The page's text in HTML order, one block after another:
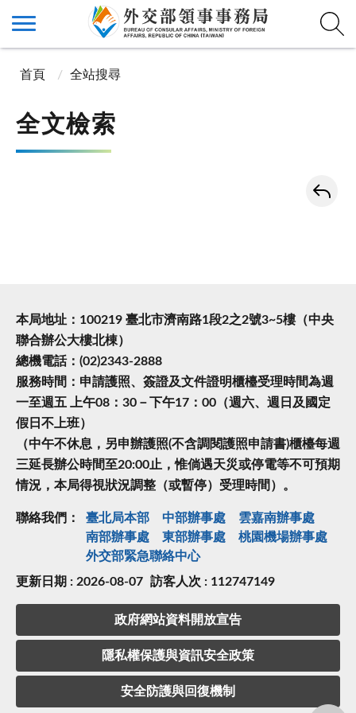
首頁 全站搜尋
全文檢索
本局地址：100219 臺北市濟南路1段2之2號3~5樓（中央
聯合辦公大樓北棟）
總機電話：(02)2343-2888
服務時間：申請護照、簽證及文件證明櫃檯受理時間為週
一至週五 上午08：30－下午17：00（週六、週日及國定
假日不上班）
（中午不休息，另申辦護照(不含調閱護照申請書)櫃檯每週
三延長辦公時間至20:00止，惟倘遇天災或停電等不可預期
情況，本局得視狀況調整（或暫停）受理時間）。
聯絡我們： 臺北局本部 中部辦事處
雲嘉南辦事處
南部辦事處
東部辦事處
桃園機場辦事處
外交部緊急聯絡中⼼
更新日期 : 2026-08-07 訪客人次 : 112747149
政府網站資料開放宣告
隱私權保護與資訊安全政策
安全防護與回復機制